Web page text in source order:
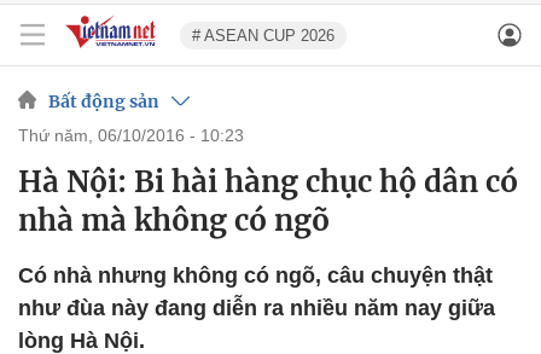
# ASEAN CUP 2026
Bất động sản
thứ năm, 06/10/2016 - 10:23
Hà Nội: Bi hài hàng chục hộ dân có
nhà mà không có ngõ
Có nhà nhưng không có ngõ, câu chuyện thật
như đùa này đang diễn ra nhiều năm nay giữa
lòng Hà Nội.